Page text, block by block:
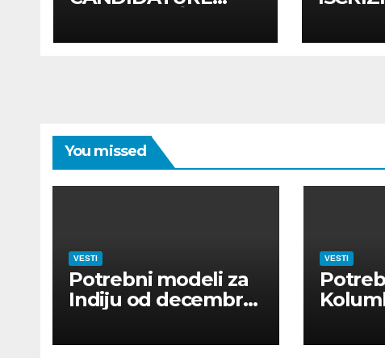
You missed
VESTI
Potrebni modeli za
Indiju od decembra
VESTI